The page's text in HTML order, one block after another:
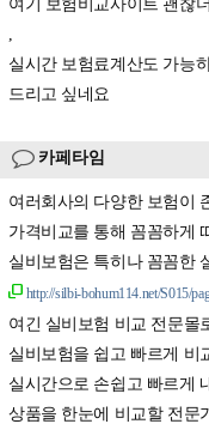
여기 보험비교사이트 괜찮
,
실시간 보험료계산도 가능
드리고 싶네요
카페타임
여러회사의 다양한 보험이
가격비교를 통해 꼼꼼하게
실비보험은 특히나 꼼꼼한
http://silbi-bohum114.net/S015/
여긴 실비보험 비교 전문몰
실비보험을 쉽고 빠르게 비
실시간으로 손쉽고 빠르게
상품을 한눈에 비교할 전문